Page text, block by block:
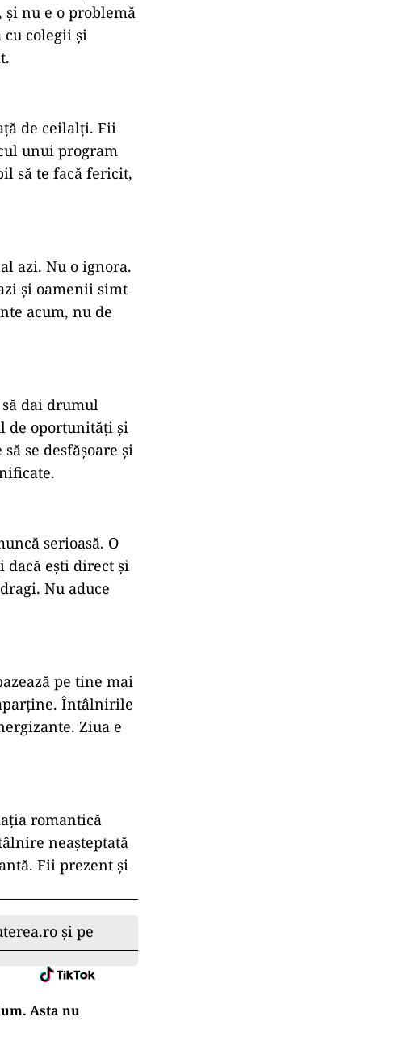
nu e o problemă
colegii și
de ceilalți. Fii
unui program
să te facă fericit,
azi. Nu o ignora.
și oamenii simt
acum, nu de
dai drumul
de oportunități și
se desfășoare și
serioasă. O
dacă ești direct și
Nu aduce
pe tine mai
Întâlnirile
Ziua e
romantică
neașteptată
Fii prezent și
și pe
Asta nu